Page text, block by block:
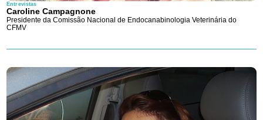
Entrevistas
Caroline Campagnone
Presidente da Comissão Nacional de Endocanabinologia Veterinária do
CFMV